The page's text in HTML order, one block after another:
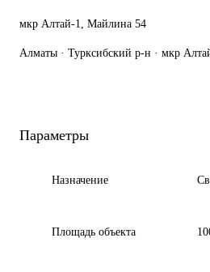
мкр Алтай-1, Майлина 54
Алматы · Турксибский р-н · мкр
Параметры
Назначение
Площадь объекта